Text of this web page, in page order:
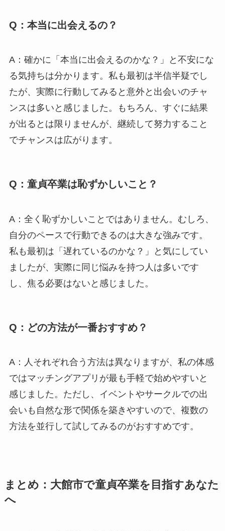
Q：本当に出会えるの？
A：確かに「本当に出会えるのかな？」と不安にな
る気持ちは分かります。私も最初は半信半疑でし
たが、実際に行動してみると意外と出会いのチャ
ンスは多いと感じました。もちろん、すぐに結果
が出るとは限りませんが、継続して努力すること
でチャンスは広がります。
Q：童貞卒業は恥ずかしいこと？
A：全く恥ずかしいことではありません。むしろ、
自分のペースで行動できるのは大きな強みです。
私も最初は「遅れているのかな？」と気にしてい
ましたが、実際に同じ悩みを持つ人は多いです
し、焦る必要はないと感じました。
Q：どの方法が一番おすすめ？
A：人それぞれ合う方法は異なりますが、私の体感
ではマッチングアプリが最も手軽で始めやすいと
感じました。ただし、イベントやサークルでの出
会いも自然な形で関係を築きやすいので、複数の
方法を並行して試してみるのがおすすめです。
まとめ：大館市で童貞卒業を目指すあなた
へ